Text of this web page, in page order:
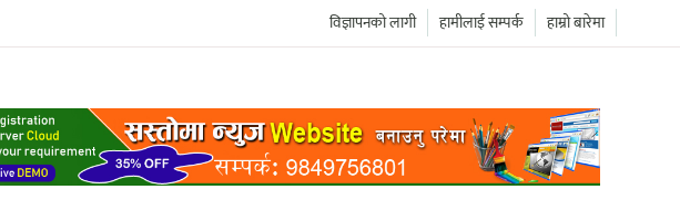
हाम्रो बारेमा
हामीलाई सम्पर्क
विज्ञापनको लागी